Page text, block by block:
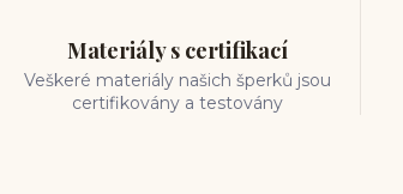
Materiály s certifikací
Veškeré materiály našich šperků jsou
certifikovány a testovány